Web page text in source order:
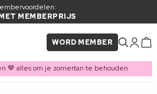
MEMBERPRIJS
WORD MEMBER
🤎 alles om je zomertan te behouden